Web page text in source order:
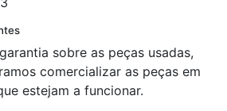
sobre as peças usadas,
comercializar as peças em
estejam a funcionar.